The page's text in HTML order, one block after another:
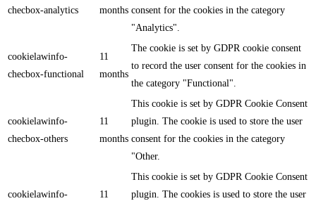
checbox-analytics
months consent for the cookies in the category
"Analytics".
cookielawinfo-
checbox-functional
11
months
The cookie is set by GDPR cookie consent
to record the user consent for the cookies in
the category "Functional".
cookielawinfo-
checbox-others
11
months
This cookie is set by GDPR Cookie Consent
plugin. The cookie is used to store the user
consent for the cookies in the category
"Other.
cookielawinfo-
11
This cookie is set by GDPR Cookie Consent
plugin. The cookies is used to store the user